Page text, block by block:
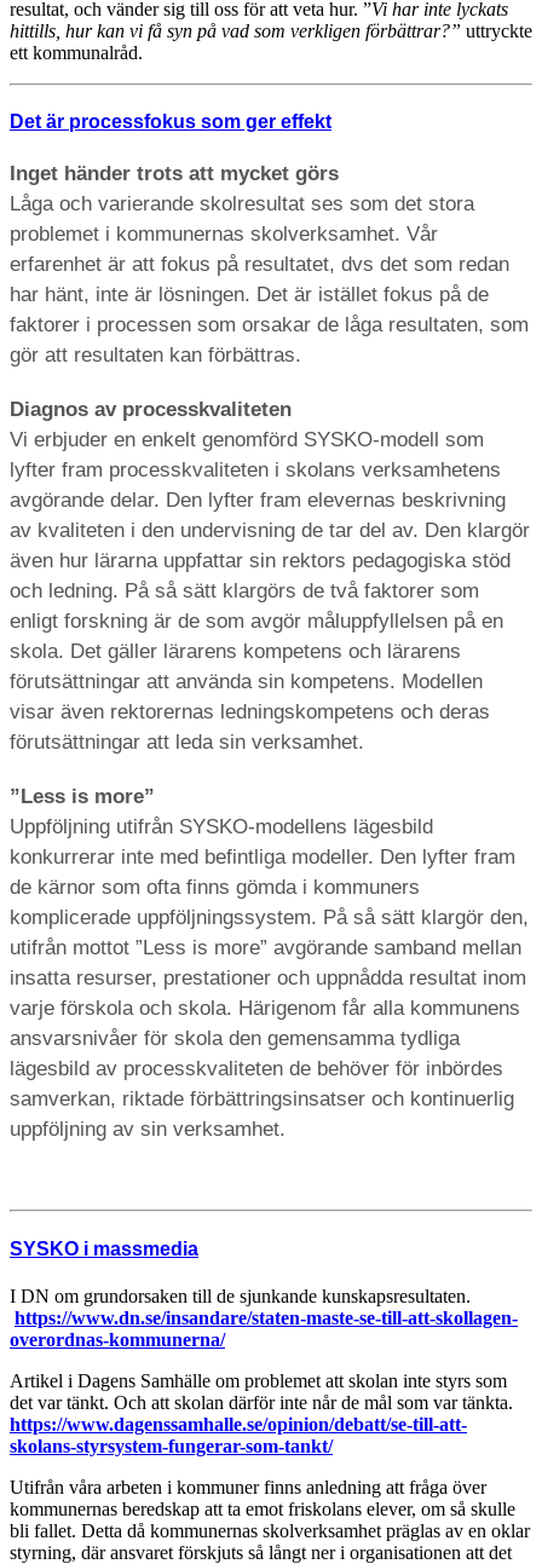
resultat, och vänder sig till oss för att veta hur. ”Vi har inte lyckats
hittills, hur kan vi få syn på vad som verkligen förbättrar?” uttryckte
ett kommunalråd.
Det är processfokus som ger effekt
Inget händer trots att mycket görs
Låga och varierande skolresultat ses som det stora
problemet i kommunernas skolverksamhet. Vår
erfarenhet är att fokus på resultatet, dvs det som redan
har hänt, inte är lösningen. Det är istället fokus på de
faktorer i processen som orsakar de låga resultaten, som
gör att resultaten kan förbättras.
Diagnos av processkvaliteten
Vi erbjuder en enkelt genomförd SYSKO-modell som
lyfter fram processkvaliteten i skolans verksamhetens
avgörande delar. Den lyfter fram elevernas beskrivning
av kvaliteten i den undervisning de tar del av. Den klargör
även hur lärarna uppfattar sin rektors pedagogiska stöd
och ledning. På så sätt klargörs de två faktorer som
enligt forskning är de som avgör måluppfyllelsen på en
skola. Det gäller lärarens kompetens och lärarens
förutsättningar att använda sin kompetens. Modellen
visar även rektorernas ledningskompetens och deras
förutsättningar att leda sin verksamhet.
”Less is more”
Uppföljning utifrån SYSKO-modellens lägesbild
konkurrerar inte med befintliga modeller. Den lyfter fram
de kärnor som ofta finns gömda i kommuners
komplicerade uppföljningssystem. På så sätt klargör den,
utifrån mottot ”Less is more” avgörande samband mellan
insatta resurser, prestationer och uppnådda resultat inom
varje förskola och skola. Härigenom får alla kommunens
ansvarsnivåer för skola den gemensamma tydliga
lägesbild av processkvaliteten de behöver för inbördes
samverkan, riktade förbättringsinsatser och kontinuerlig
uppföljning av sin verksamhet.
SYSKO i massmedia
I DN om grundorsaken till de sjunkande kunskapsresultaten.
https://www.dn.se/insandare/staten-maste-se-till-att-skollagen-
overordnas-kommunerna/
Artikel i Dagens Samhälle om problemet att skolan inte styrs som
det var tänkt. Och att skolan därför inte når de mål som var tänkta.
https://www.dagenssamhalle.se/opinion/debatt/se-till-att-
skolans-styrsystem-fungerar-som-tankt/
Utifrån våra arbeten i kommuner finns anledning att fråga över
kommunernas beredskap att ta emot friskolans elever, om så skulle
bli fallet. Detta då kommunernas skolverksamhet präglas av en oklar
styrning, där ansvaret förskjuts så långt ner i organisationen att det